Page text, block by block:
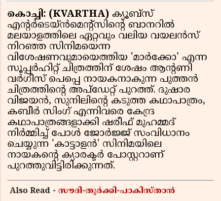
കൊച്ചി: (KVARTHA) ക്യൂബ്സ്
എൻ്റർടെയ്ൻമെൻ്റ്സിൻ്റെ ബാനറിൽ
മലയാളത്തിലെ ഏറ്റവും വലിയ വയലൻസ്
നിറഞ്ഞ സിനിമയെന്ന
വിശേഷണവുമായെത്തിയ 'മാർക്കോ' എന്ന
സൂപ്പർഹിറ്റ് ചിത്രത്തിന് ശേഷം ആൻ്റണി
വർഗീസ് പെപ്പെ നായകനാകുന്ന പുത്തൻ
ചിത്രത്തിൻ്റെ അപ്ഡേറ്റ് പുറത്ത്. ദുഷാര
വിജയൻ, സുനിലിൻ്റെ കടുത്ത കഥാപാത്രം,
കബീർ സിംഗ് എന്നിവരെ കേന്ദ്ര
കഥാപാത്രങ്ങളാക്കി ഷരീഫ് മുഹമ്മദ്
നിർമ്മിച്ച് പോൾ ജോർജ്ജ് സംവിധാനം
ചെയ്യുന്ന 'കാട്ടാളൻ' സിനിമയിലെ
നായകൻ്റെ ക്യാരക്ടർ പോസ്റ്ററാണ്
പുറത്തുവിട്ടിരിക്കുന്നത്.
Also Read - സൗദി-തുർക്കി-പാകിസ്താൻ